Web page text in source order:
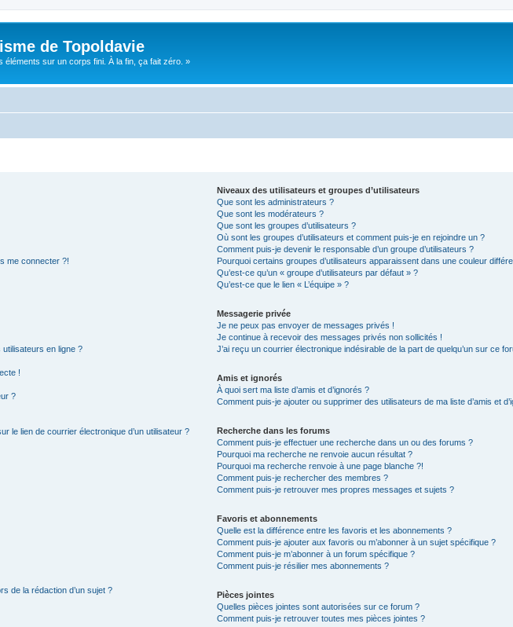
de Topoldavie
éléments sur un corps fini. À la fin, ça fait zéro. »
me connecter ?!
utilisateurs en ligne ?
!
?
le lien de courrier électronique d’un utilisateur ?
de la rédaction d’un sujet ?
Niveaux des utilisateurs et groupes d’utilisateurs
Que sont les administrateurs ?
Que sont les modérateurs ?
Que sont les groupes d’utilisateurs ?
Où sont les groupes d’utilisateurs et comment puis-je en rejoindre un ?
Comment puis-je devenir le responsable d’un groupe d’utilisateurs ?
Pourquoi certains groupes d’utilisateurs apparaissent dans une couleur
Qu’est-ce qu’un « groupe d’utilisateurs par défaut » ?
Qu’est-ce que le lien « L’équipe » ?
Messagerie privée
Je ne peux pas envoyer de messages privés !
Je continue à recevoir des messages privés non sollicités !
J’ai reçu un courrier électronique indésirable de la part de quelqu’un sur ce
Amis et ignorés
À quoi sert ma liste d’amis et d’ignorés ?
Comment puis-je ajouter ou supprimer des utilisateurs de ma liste d’amis et
Recherche dans les forums
Comment puis-je effectuer une recherche dans un ou des forums ?
Pourquoi ma recherche ne renvoie aucun résultat ?
Pourquoi ma recherche renvoie à une page blanche ?!
Comment puis-je rechercher des membres ?
Comment puis-je retrouver mes propres messages et sujets ?
Favoris et abonnements
Quelle est la différence entre les favoris et les abonnements ?
Comment puis-je ajouter aux favoris ou m’abonner à un sujet spécifique ?
Comment puis-je m’abonner à un forum spécifique ?
Comment puis-je résilier mes abonnements ?
Pièces jointes
Quelles pièces jointes sont autorisées sur ce forum ?
Comment puis-je retrouver toutes mes pièces jointes ?